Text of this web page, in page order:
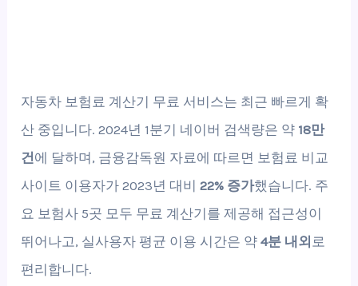
자동차 보험료 계산기 무료 서비스는 최근 빠르게 확
산 중입니다. 2024년 1분기 네이버 검색량은 약 18만
건에 달하며, 금융감독원 자료에 따르면 보험료 비교
사이트 이용자가 2023년 대비22% 증가했습니다. 주
요 보험사 5곳 모두 무료 계산기를 제공해 접근성이
뛰어나고, 실사용자 평균 이용 시간은 약4분 내외 로
편리합니다.